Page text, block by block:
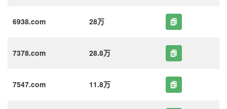
6938.com 28万
7378.com 28.8万
7547.com 11.8万